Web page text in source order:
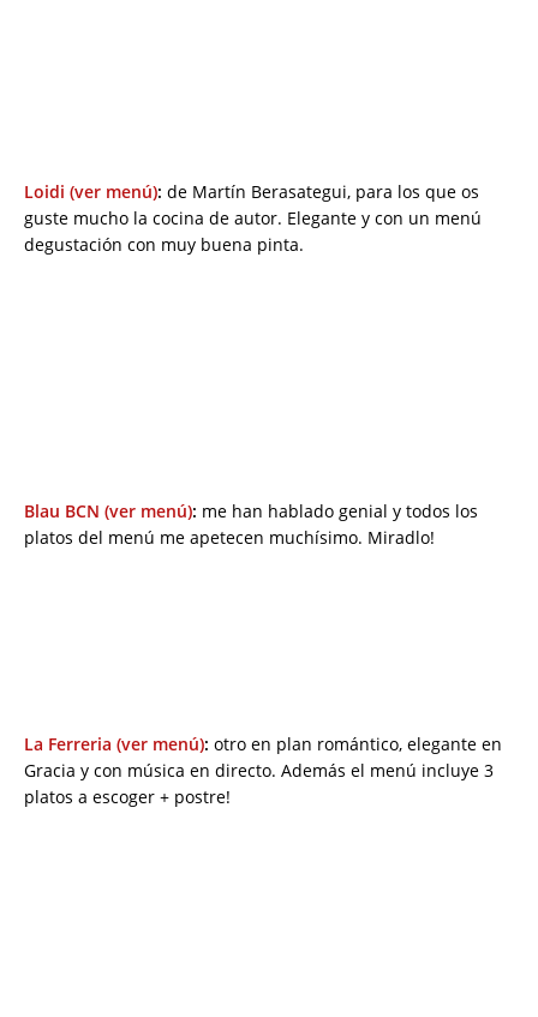
Loidi (ver menú): de Martín Berasategui, para los que os
guste mucho la cocina de autor. Elegante y con un menú
degustación con muy buena pinta.
Blau BCN (ver menú): me han hablado genial y todos los
platos del menú me apetecen muchísimo. Miradlo!
La Ferreria (ver menú): otro en plan romántico, elegante en
Gracia y con música en directo. Además el menú incluye 3
platos a escoger + postre!